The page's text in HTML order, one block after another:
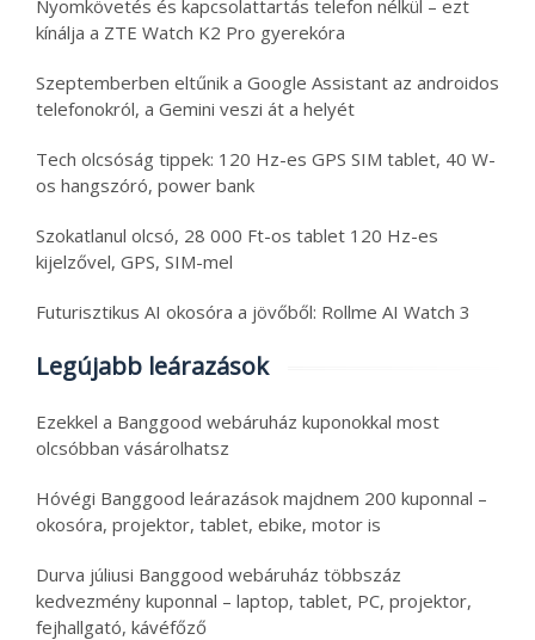
Nyomkövetés és kapcsolattartás telefon nélkül – ezt
kínálja a ZTE Watch K2 Pro gyerekóra
Szeptemberben eltűnik a Google Assistant az androidos
telefonokról, a Gemini veszi át a helyét
Tech olcsóság tippek: 120 Hz-es GPS SIM tablet, 40 W-
os hangszóró, power bank
Szokatlanul olcsó, 28 000 Ft-os tablet 120 Hz-es
kijelzővel, GPS, SIM-mel
Futurisztikus AI okosóra a jövőből: Rollme AI Watch 3
Legújabb leárazások
Ezekkel a Banggood webáruház kuponokkal most
olcsóbban vásárolhatsz
Hóvégi Banggood leárazások majdnem 200 kuponnal –
okosóra, projektor, tablet, ebike, motor is
Durva júliusi Banggood webáruház többszáz
kedvezmény kuponnal – laptop, tablet, PC, projektor,
fejhallgató, kávéfőző